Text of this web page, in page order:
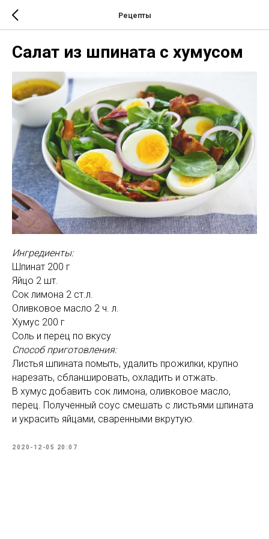
Рецепты
Салат из шпината с хумусом
Ингредиенты:
Шпинат 200 г
Яйцо 2 шт.
Сок лимона 2 ст.л.
Оливковое масло 2 ч. л.
Хумус 200 г
Соль и перец по вкусу
Способ приготовления:
Листья шпината помыть, удалить прожилки, крупно
нарезать, сбланшировать, охладить и отжать.
В хумус добавить сок лимона, оливковое масло,
перец. Полученный соус смешать с листьями шпината
и украсить яйцами, сваренными вкрутую.
2020-12-05 20:07